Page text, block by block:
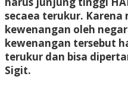
secaea terukur. Karena
kewenangan oleh
kewenangan tersebut
terukur dan bisa
Sigit.